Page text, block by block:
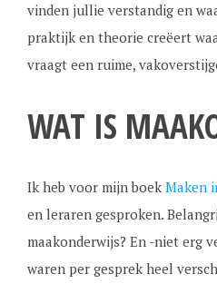
vinden jullie verstandig en
praktijk en theorie creëert
vraagt een ruime,
WAT IS
Ik heb voor mijn boek Maken
en leraren gesproken.
maakonderwijs? En -niet erg
waren per gesprek heel